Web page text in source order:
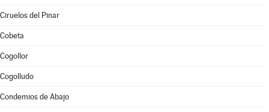
Ciruelos del Pinar
Cobeta
Cogollor
Cogolludo
Condemios de Abajo